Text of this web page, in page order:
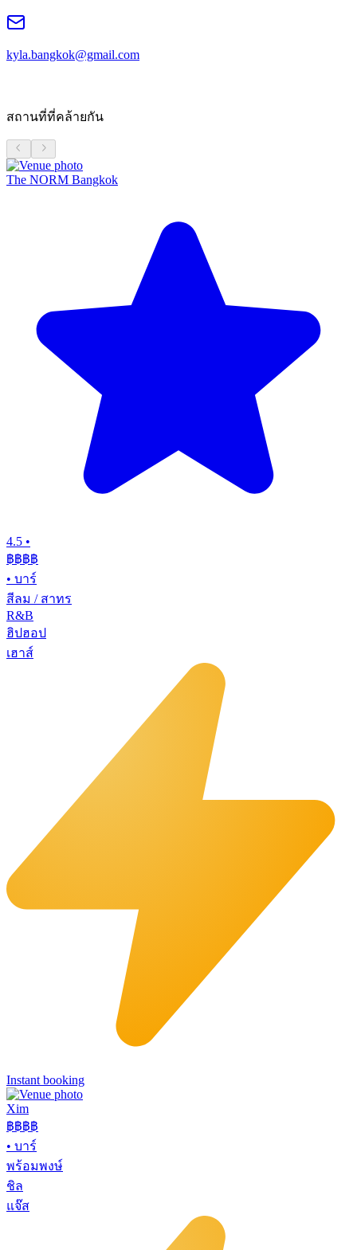
kyla.bangkok@gmail.com
สถานที่ที่คล้ายกัน
The NORM Bangkok
4.5 •
฿฿฿฿
• บาร์
สีลม / สาทร
R&B
ฮิปฮอป
เฮาส์
Instant booking
Xim
฿฿฿฿
• บาร์
พร้อมพงษ์
ชิล
แจ๊ส